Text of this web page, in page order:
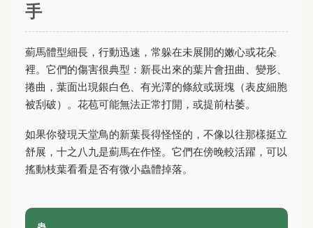
手
薊馬體型細長，行動迅速，常躲在未展開的嫩心或花朵
裡。它們的傷害很典型：新長出來的葉片會扭曲、變形、
捲曲，葉面出現銀白色、有光澤的條紋或斑塊（表皮細胞
被刮破）。花苞可能無法正常打開，或提前枯萎。
如果你發現天堂鳥的新葉長得怪怪的，不像以往那樣挺立
舒展，十之八九是薊馬在作怪。它們在傍晚較活躍，可以
搖動枝葉看看是否有微小蟲體掉落。